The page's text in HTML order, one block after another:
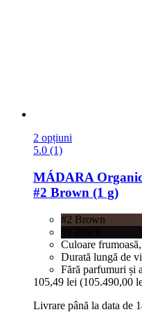
2 opțiuni
5.0 (1)
MÁDARA
#2 Brown (1 g)
#2 Brown
Culoare
Durată lungă de
Fără parfumuri și
105,49 lei (105.490,00
Livrare până la data de